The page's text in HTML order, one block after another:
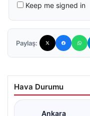
Keep me signed in
Paylaş:
Hava Durumu
Ankara